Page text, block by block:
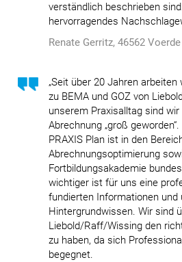
verständlich beschrieben
hervorragendes
Renate Gerritz, 46562 Voerde
„Seit über 20 Jahren
zu BEMA und GOZ von
unserem Praxisalltag sind
Abrechnung „groß geworden“.
PRAXIS Plan ist in den
Abrechnungsoptimierung
Fortbildungsakademie
wichtiger ist für uns eine
fundierten Informationen
Hintergrundwissen. Wir sind
Liebold/Raff/Wissing den
zu haben, da sich
begegnet.